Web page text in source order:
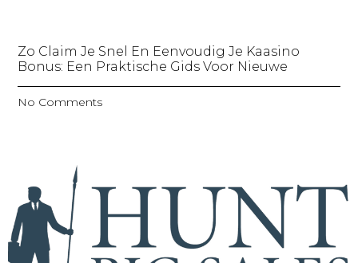
Zo Claim Je Snel En Eenvoudig Je Kaasino
Bonus: Een Praktische Gids Voor Nieuwe
No Comments